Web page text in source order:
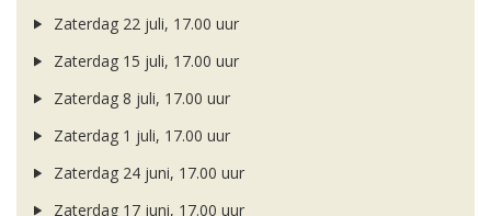
Zaterdag 22 juli, 17.00 uur
Zaterdag 15 juli, 17.00 uur
Zaterdag 8 juli, 17.00 uur
Zaterdag 1 juli, 17.00 uur
Zaterdag 24 juni, 17.00 uur
Zaterdag 17 juni, 17.00 uur